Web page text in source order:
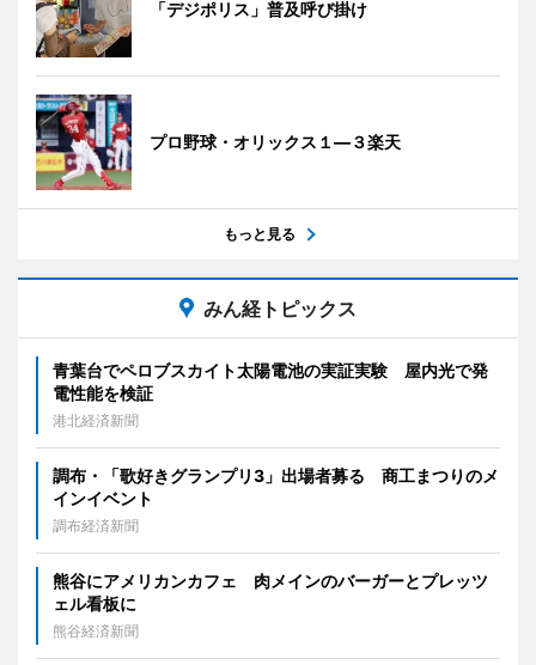
「デジポリス」普及呼び掛け
プロ野球・オリックス１―３楽天
もっと見る
みん経トピックス
青葉台でペロブスカイト太陽電池の実証実験 屋内光で発
電性能を検証
港北経済新聞
調布・「歌好きグランプリ3」出場者募る 商工まつりのメ
インイベント
調布経済新聞
熊谷にアメリカンカフェ 肉メインのバーガーとプレッツ
ェル看板に
熊谷経済新聞